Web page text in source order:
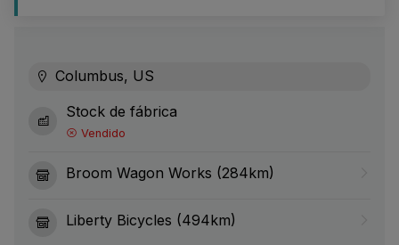
Columbus, US
Stock de fábrica
Vendido
Broom Wagon Works (284km)
Liberty Bicycles (494km)